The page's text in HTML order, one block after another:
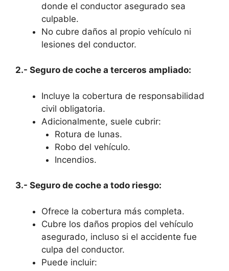
donde el conductor asegurado sea
culpable.
No cubre daños al propio vehículo ni
lesiones del conductor.
2.- Seguro de coche a terceros ampliado:
Incluye la cobertura de responsabilidad
civil obligatoria.
Adicionalmente, suele cubrir:
Rotura de lunas.
Robo del vehículo.
Incendios.
3.- Seguro de coche a todo riesgo:
Ofrece la cobertura más completa.
Cubre los daños propios del vehículo
asegurado, incluso si el accidente fue
culpa del conductor.
Puede incluir: